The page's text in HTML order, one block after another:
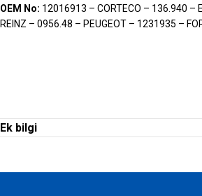
OEM No: 12016913 – CORTECO – 136.940 –
REINZ – 0956.48 – PEUGEOT – 1231935 –
Ek bilgi